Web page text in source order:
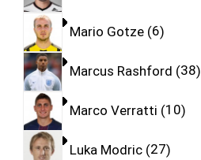
Mario Gotze 6
Marcus Rashford 38
Marco Verratti 10
Luka Modric 27